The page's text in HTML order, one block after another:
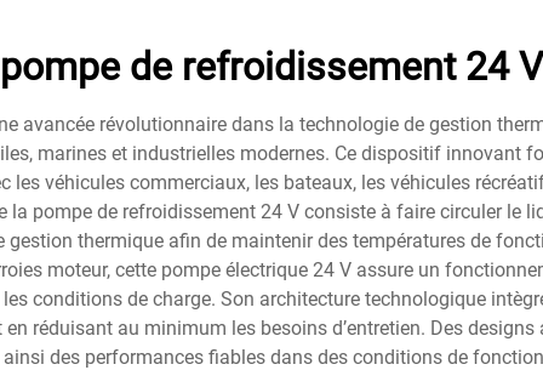
pompe de refroidissement 24 V
avancée révolutionnaire dans la technologie de gestion
marines et industrielles modernes. Ce dispositif innovant
véhicules commerciaux, les bateaux, les véhicules
pompe de refroidissement 24 V consiste à faire circuler le
thermique afin de maintenir des températures de
moteur, cette pompe électrique 24 V assure un
conditions de charge. Son architecture technologique
réduisant au minimum les besoins d’entretien. Des
des performances fiables dans des conditions de